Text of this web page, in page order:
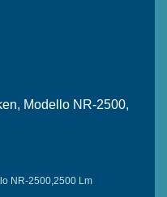
Modello NR-2500,
NR-2500,2500 Lm